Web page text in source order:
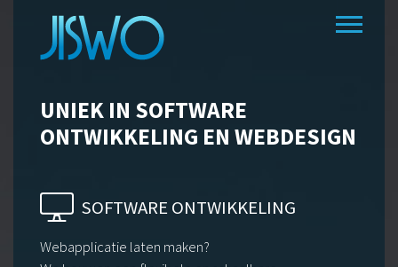
UNIEK IN SOFTWARE
ONTWIKKELING EN WEBDESIGN
SOFTWARE ONTWIKKELING
Webapplicatie laten maken?